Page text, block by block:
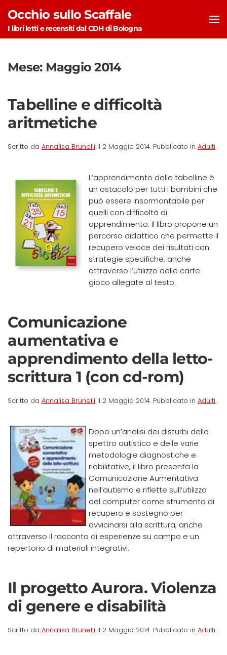
Skip to main content
Occhio sullo Scaffale
I libri letti e recensiti dal CDH di Bologna
Mese: Maggio 2014
Tabelline e difficoltà
aritmetiche
Scritto da Annalisa Brunelli il 2 Maggio 2014. Pubblicato in Adulti.
L’apprendimento delle tabelline è
un ostacolo per tutti i bambini che
può essere insormontabile per
quelli con difficoltà di
apprendimento. Il libro propone un
percorso didattico che permette il
recupero veloce dei risultati con
strategie specifiche, anche
attraverso l’utilizzo delle carte
gioco allegate al testo.
Comunicazione
aumentativa e
apprendimento della letto-
scrittura 1 (con cd-rom)
Scritto da Annalisa Brunelli il 2 Maggio 2014. Pubblicato in Adulti.
Dopo un’analisi dei disturbi dello
spettro autistico e delle varie
metodologie diagnostiche e
riabilitative, il libro presenta la
Comunicazione Aumentativa
nell’autismo e riflette sull’utilizzo
del computer come strumento di
recupero e sostegno per
avvicinarsi alla scrittura, anche
attraverso il racconto di esperienze su campo e un
repertorio di materiali integrativi.
Il progetto Aurora. Violenza
di genere e disabilità
Scritto da Annalisa Brunelli il 2 Maggio 2014. Pubblicato in Adulti.